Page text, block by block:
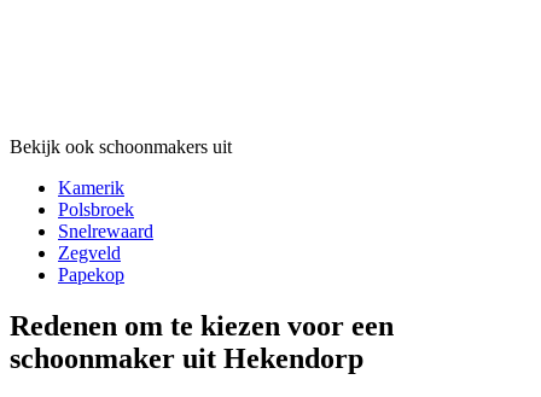
Bekijk ook schoonmakers uit
Kamerik
Polsbroek
Snelrewaard
Zegveld
Papekop
Redenen om te kiezen voor een
schoonmaker uit Hekendorp